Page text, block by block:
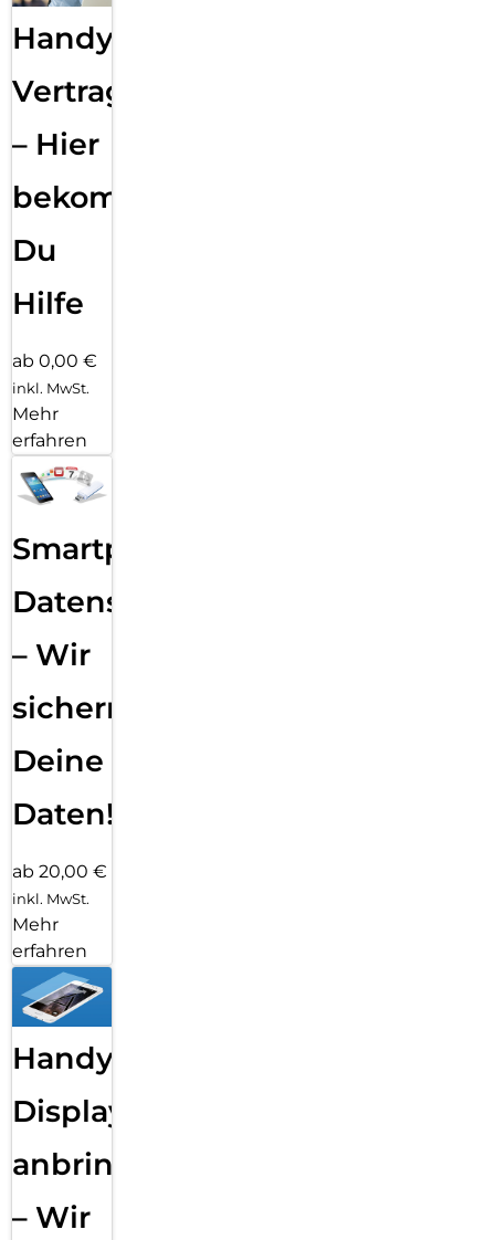
Handy
Vertragsabwicklung
– Hier
bekommst
Du
Hilfe
ab 0,00 €
inkl. MwSt.
Mehr
erfahren
Smartphone
Datensicherung
– Wir
sichern
Deine
Daten!
ab 20,00 €
inkl. MwSt.
Mehr
erfahren
Handy
Displayfolie
anbringen
– Wir